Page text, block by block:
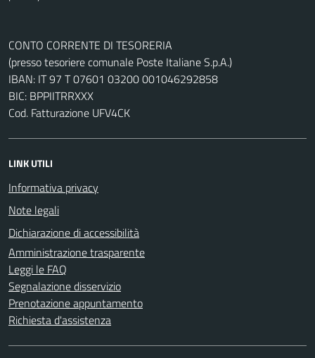
CONTO CORRENTE DI TESORERIA
(presso tesoriere comunale Poste Italiane S.p.A.)
IBAN: IT 97 T 07601 03200 001046292858
BIC: BPPIITRRXXX
Cod. Fatturazione UFV4CK
LINK UTILI
Informativa privacy
Note legali
Dichiarazione di accessibilità
Amministrazione trasparente
Leggi le FAQ
Segnalazione disservizio
Prenotazione appuntamento
Richiesta d'assistenza